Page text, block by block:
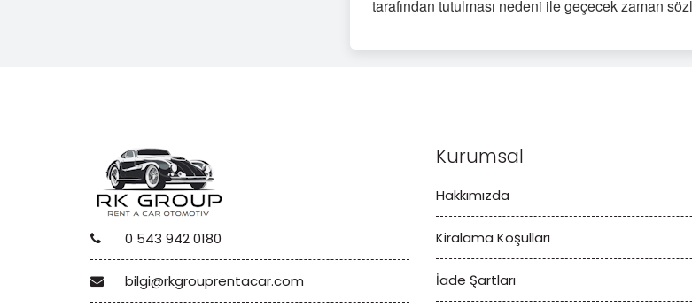
tarafından tutulması nedeni ile geçecek zaman
0 543 942 0180
bilgi@rkgrouprentacar.com
Kurumsal
Hakkımızda
Kiralama Koşulları
İade Şartları